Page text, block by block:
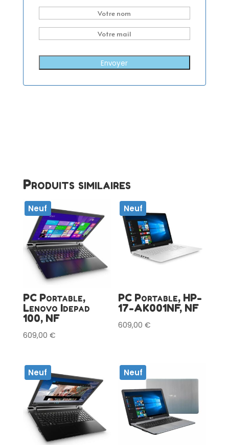
Envoyer
Produits similaires
Neuf
PC Portable,
Lenovo Idepad
100, NF
609,00 €
Neuf
PC Portable, HP-
17-AK001NF, NF
609,00€
Neuf Neuf